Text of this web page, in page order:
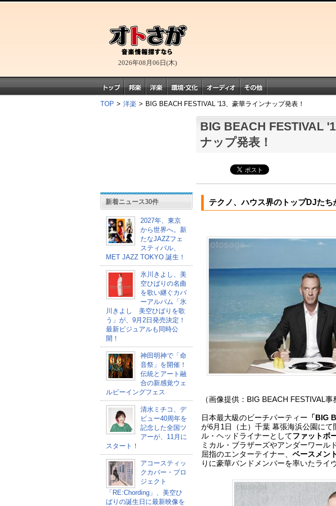
2026年08月06日(木)
TOP > 洋楽 > BIG BEACH FESTIVAL '13、豪華ラインナップ発表！
新着ニュース30件
2027年、東京
から世界へ。新
たなJAZZフェ
スティバル、
MET JAZZ TOKYO 誕生！
氷川きよし、美
空ひばりの名曲
を歌い継ぐカバ
ーアルバム「氷
川きよし 美空ひばりを歌
う」が、9月2日発売決定！
最新ビジュアルも同時公
開！
神田明神で「命
音祭」を開催！
伝統とアート融
合の新感覚ウェ
ルビーイングフェス
清水ミチコ、デ
ビュー40周年を
記念した全国ツ
アーが、11月に
スタート！
アコースティッ
クカバー・プロ
ジェクト
「RE:Chording」、美空ひ
ばりの誕生日に最新映像を
BIG BEACH FESTIVAL
ナップ発表！
テクノ、ハウス界のトップDJたち
（画像提供：BIG BEACH FESTIVAL事
日本最大級のビーチパーティー 「BIG
が6月1日（土）千葉 幕張海浜公園に
ル・ヘッドライナーとしてファットボ
ミカル・ブラザーズやアンダーワール
屈指のエンターテイナー、 ベースメン
りに豪華バンドメンバーを率いたライ